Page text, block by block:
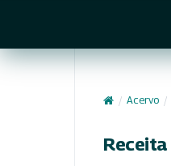
/ Acervo /
Receita